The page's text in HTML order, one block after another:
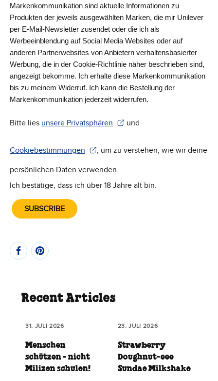
Markenkommunikation sind aktuelle Informationen zu
Produkten der jeweils ausgewählten Marken, die mir Unilever
per E-Mail-Newsletter zusendet oder die ich als
Werbeeinblendung auf Social Media Websites oder auf
anderen Partnerwebsites von Anbietern verhaltensbasierter
Werbung, die in der Cookie-Richtlinie näher beschrieben sind,
angezeigt bekomme. Ich erhalte diese Markenkommunikation
bis zu meinem Widerruf. Ich kann die Bestellung der
Markenkommunikation jederzeit widerrufen.
Bitte lies unsere Privatsphären
(Wird in einem neuen Fenster geöffnet)
und
Cookiebestimmungen
(Wird in einem neuen Fenster geöffnet)
, um zu verstehen, wie wir deine
persönlichen Daten verwenden.
Ich bestätige, dass ich über 18 Jahre alt bin.
SUBSCRIBE
Recent Articles
31. JULI 2026
Menschen
schützen - nicht
Milizen schulen!
23. JULI 2026
Strawberry
Doughnut‑eee
Sundae Milkshake